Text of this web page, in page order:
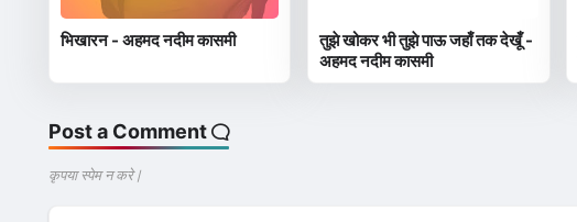
भिखारन - अहमद नदीम कासमी
तुझे खोकर भी तुझे पाऊ जहाँ तक देखूँ -
अहमद नदीम कासमी
Post a Comment
कृपया स्पेम न करे |